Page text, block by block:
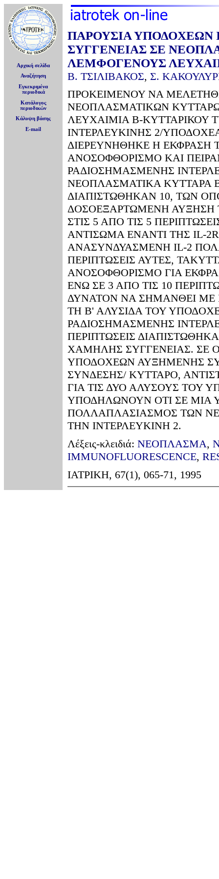
Αρχική σελίδα
Αναζήτηση
Εγκεκριμένα
περιοδικά
Κατάλογος
περιοδικών
Κάλυψη βάσης
E-mail
ΠΑΡΟΥΣΙΑ ΥΠΟΔΟΧΕΩΝ
ΣΥΓΓΕΝΕΙΑΣ ΣΕ
ΛΕΜΦΟΓΕΝΟΥΣ
Β. ΤΣΙΛΙΒΑΚΟΣ, Σ.
ΠΡΟΚΕΙΜΕΝΟΥ ΝΑ
ΝΕΟΠΛΑΣΜΑΤΙΚΩΝ
ΛΕΥΧΑΙΜΙΑ Β-ΚΥΤΤΑΡΙΚΟΥ
ΙΝΤΕΡΛΕΥΚΙΝΗΣ 2/
ΔΙΕΡΕΥΝΗΘΗΚΕ Η
ΑΝΟΣΟΦΘΟΡΙΣΜΟ ΚΑΙ
ΡΑΔΙΟΣΗΜΑΣΜΕΝΗΣ
ΝΕΟΠΛΑΣΜΑΤΙΚΑ ΚΥΤΤΑΡΑ
ΔΙΑΠΙΣΤΩΘΗΚΑΝ 10, ΤΩΝ
ΔΟΣΟΕΞΑΡΤΩΜΕΝΗ ΑΥΞΗΣΗ
ΣΤΙΣ 5 ΑΠΟ ΤΙΣ 5
ΑΝΤΙΣΩΜΑ ΕΝΑΝΤΙ ΤΗΣ IL-
ΑΝΑΣΥΝΔΥΑΣΜΕΝΗ IL-2
ΠΕΡΙΠΤΩΣΕΙΣ ΑΥΤΕΣ,
ΑΝΟΣΟΦΘΟΡΙΣΜΟ ΓΙΑ
ΕΝΩ ΣΕ 3 ΑΠΟ ΤΙΣ 10
ΔΥΝΑΤΟΝ ΝΑ ΣΗΜΑΝΘΕΙ ΜΕ
ΤΗ Β' ΑΛΥΣΙΔΑ ΤΟΥ
ΡΑΔΙΟΣΗΜΑΣΜΕΝΗΣ
ΠΕΡΙΠΤΩΣΕΙΣ
ΧΑΜΗΛΗΣ ΣΥΓΓΕΝΕΙΑΣ. ΣΕ
ΥΠΟΔΟΧΕΩΝ ΑΥΞΗΜΕΝΗΣ
ΣΥΝΔΕΣΗΣ/ ΚΥΤΤΑΡΟ,
ΓΙΑ ΤΙΣ ΔΥΟ ΑΛΥΣΟΥΣ ΤΟΥ
ΥΠΟΔΗΛΩΝΟΥΝ ΟΤΙ ΣΕ
ΠΟΛΛΑΠΛΑΣΙΑΣΜΟΣ ΤΩΝ
ΤΗΝ ΙΝΤΕΡΛΕΥΚΙΝΗ 2.
Λέξεις-κλειδιά: ΝΕΟΠΛΑΣΜΑ,
IMMUNOFLUORESCENCE,
ΙΑΤΡΙΚΗ, 67(1), 065-71, 1995